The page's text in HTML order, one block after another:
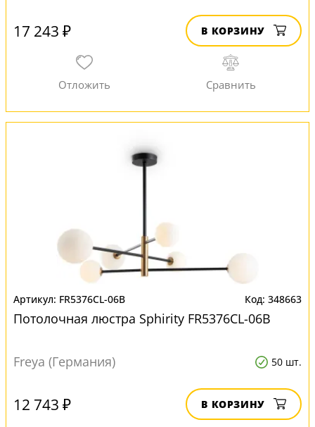
17 243 ₽ В КОРЗИНУ
FR5376CL-06B 348663
Потолочная люстра Sphirity FR5376CL-06B
Freya (Германия) 50 шт.
12 743 ₽ В КОРЗИНУ